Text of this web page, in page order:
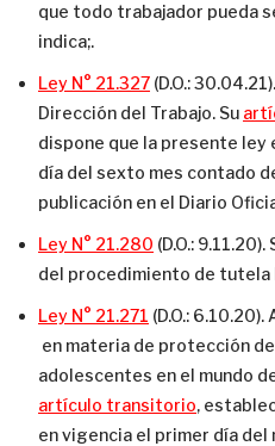
que todo trabajador pueda
indica;.
Ley N° 21.327 (D.O.:
Dirección del Trabajo. Su
dispone que la presente ley
día del sexto mes contado
publicación en el Diario
Ley N° 21.280 (D.O.:
del procedimiento de tutela
Ley N° 21.271 (D.O.: 6.10.20).
en materia de protección de
adolescentes en el mundo
artículo transitorio,
en vigencia el primer día del